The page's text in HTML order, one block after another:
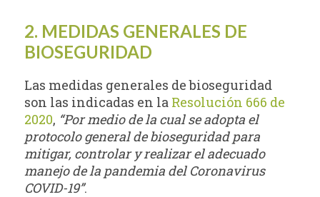
2. MEDIDAS GENERALES DE
BIOSEGURIDAD
Las medidas generales de bioseguridad
son las indicadas en la Resolución 666 de
2020, “Por medio de la cual se adopta el
protocolo general de bioseguridad para
mitigar, controlar y realizar el adecuado
manejo de la pandemia del Coronavirus
COVID-19”.